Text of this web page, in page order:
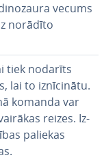
vecums
norādīto
tiek nodarīts
lai to iz­nī­ci­nā­tu.
komanda var
reizes. Iz­
paliekas